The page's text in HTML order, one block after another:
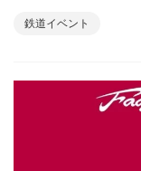
鉄道イベント